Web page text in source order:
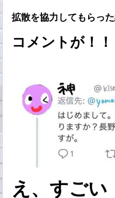
拡散を協力してもらった
コメントが！！
え、すごい